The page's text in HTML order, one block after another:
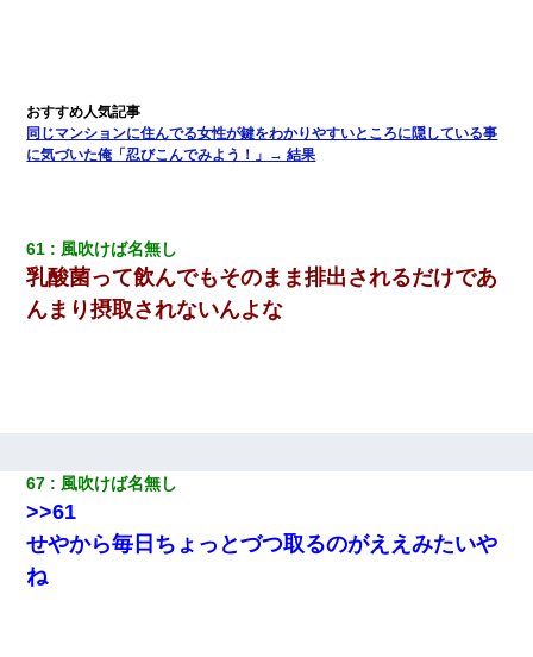
同じマンションに住んでる女性が鍵をわかりやすいところに隠している事
に気づいた俺「忍びこんでみよう！」→ 結果
61 風吹けば名無し
乳酸菌って飲んでもそのまま排出されるだけであ
んまり摂取されないんよな
67 風吹けば名無し
>>61
せやから毎日ちょっとづつ取るのがええみたいや
ね